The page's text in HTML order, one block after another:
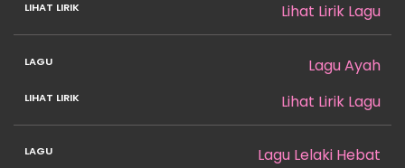
Lihat Lirik Lagu
Lagu Ayah
Lihat Lirik Lagu
Lagu Lelaki Hebat